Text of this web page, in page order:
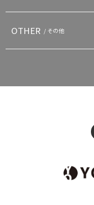
OTHER / その他